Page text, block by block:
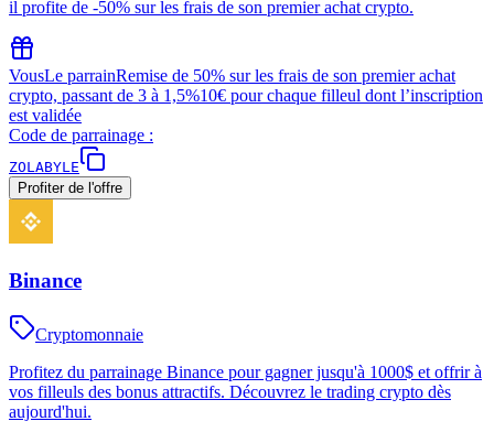
il profite de -50% sur les frais de son premier achat crypto.
VousLe parrainRemise de 50% sur les frais de son premier achat
crypto, passant de 3 à 1,5%10€ pour chaque filleul dont l’inscription
est validée
Code de parrainage :
ZOLABYLE
Profiter de l'offre
Binance
Cryptomonnaie
Profitez du parrainage Binance pour gagner jusqu'à 1000$ et offrir à
vos filleuls des bonus attractifs. Découvrez le trading crypto dès
aujourd'hui.